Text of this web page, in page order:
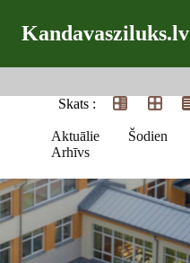
Kandavasziluks.lv
Skats :
Aktuālie Šodien
Arhīvs